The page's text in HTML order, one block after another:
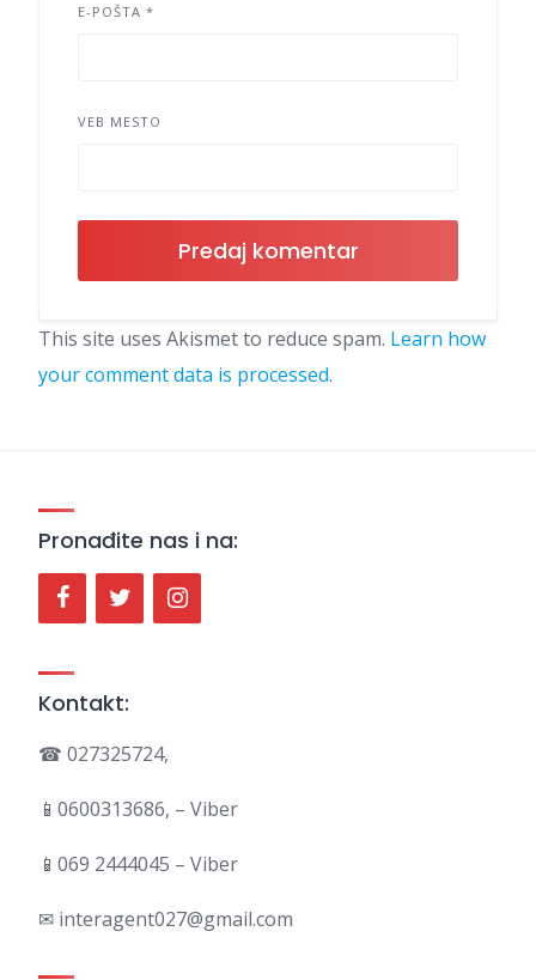
E-POŠTA *
VEB MESTO
This site uses Akismet to reduce spam. Learn how
your comment data is processed.
Pronađite nas i na:
Kontakt:
☎ 027325724,
📱0600313686, – Viber
📱069 2444045 – Viber
✉ interagent027@gmail.com